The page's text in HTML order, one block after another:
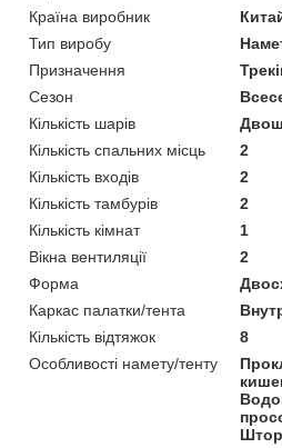
Країна виробник
Тип виробу
Призначення
Сезон
Кількість шарів
Кількість спальних місць
2
Кількість входів
2
Кількість тамбурів
2
Кількість кімнат
1
Вікна вентиляції
2
Форма
Каркас палатки/тента
Кількість відтяжок
8
Особливості намету/тенту